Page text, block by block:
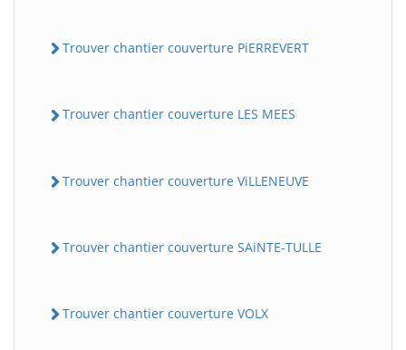
Trouver chantier couverture PiERREVERT
Trouver chantier couverture LES MEES
Trouver chantier couverture ViLLENEUVE
Trouver chantier couverture SAiNTE-TULLE
Trouver chantier couverture VOLX